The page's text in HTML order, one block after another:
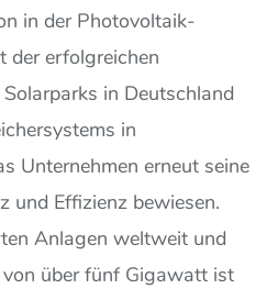
in der Photovoltaik-
der erfolgreichen
in Deutschland
in
Unternehmen erneut seine
und Effizienz bewiesen.
Anlagen weltweit und
über fünf Gigawatt ist